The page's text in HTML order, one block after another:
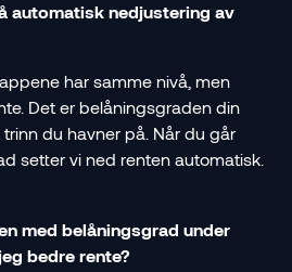
automatisk nedjustering av
har samme nivå, men
Det er belåningsgraden din
du havner på. Når du går
setter vi ned renten automatisk.
med belåningsgrad under
bedre rente?